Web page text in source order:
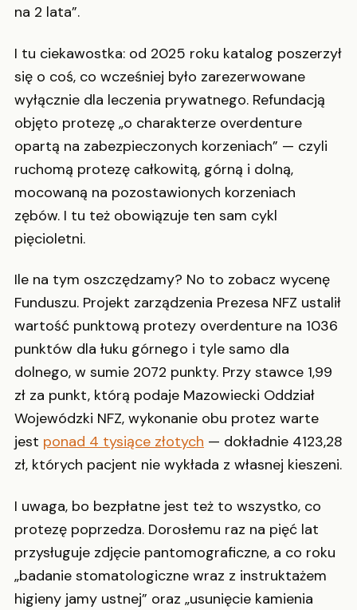
na 2 lata”.
I tu ciekawostka: od 2025 roku katalog poszerzył
się o coś, co wcześniej było zarezerwowane
wyłącznie dla leczenia prywatnego. Refundacją
objęto protezę „o charakterze overdenture
opartą na zabezpieczonych korzeniach” — czyli
ruchomą protezę całkowitą, górną i dolną,
mocowaną na pozostawionych korzeniach
zębów. I tu też obowiązuje ten sam cykl
pięcioletni.
Ile na tym oszczędzamy? No to zobacz wycenę
Funduszu. Projekt zarządzenia Prezesa NFZ ustalił
wartość punktową protezy overdenture na 1036
punktów dla łuku górnego i tyle samo dla
dolnego, w sumie 2072 punkty. Przy stawce 1,99
zł za punkt, którą podaje Mazowiecki Oddział
Wojewódzki NFZ, wykonanie obu protez warte
jest ponad 4 tysiące złotych — dokładnie 4123,28
zł, których pacjent nie wykłada z własnej kieszeni.
I uwaga, bo bezpłatne jest też to wszystko, co
protezę poprzedza. Dorosłemu raz na pięć lat
przysługuje zdjęcie pantomograficzne, a co roku
„badanie stomatologiczne wraz z instruktażem
higieny jamy ustnej” oraz „usunięcie kamienia